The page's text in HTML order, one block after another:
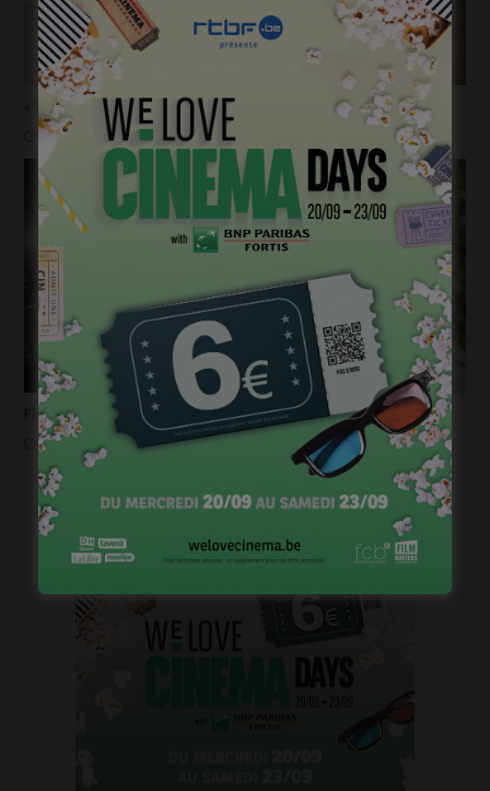
« 1985 »: 5mn avec Tijmen Govaerts
janvier 19, 2023
Flashback 2022/ Flashforward 2023: Raphaël Balboni
janvier 6, 2023